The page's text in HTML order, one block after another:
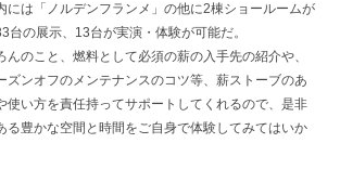
は「ノルデンフランメ」の他に2棟ショールームが
台の展示、13台が実演・体験が可能だ。
のこと、燃料として必須の薪の入手先の紹介や、
ズンオフのメンテナンスのコツ等、薪ストーブのあ
使い方を責任持ってサポートしてくれるので、是非
る豊かな空間と時間をご自身で体験してみてはいか